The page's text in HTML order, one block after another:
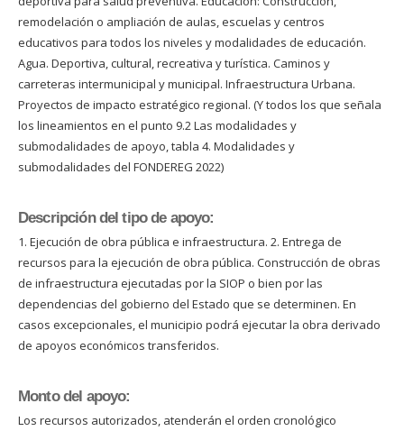
remodelación o ampliación de aulas, escuelas y centros
educativos para todos los niveles y modalidades de educación.
Agua. Deportiva, cultural, recreativa y turística. Caminos y
carreteras intermunicipal y municipal. Infraestructura Urbana.
Proyectos de impacto estratégico regional. (Y todos los que señala
los lineamientos en el punto 9.2 Las modalidades y
submodalidades de apoyo, tabla 4. Modalidades y
submodalidades del FONDEREG 2022)
Descripción del tipo de apoyo:
1. Ejecución de obra pública e infraestructura. 2. Entrega de
recursos para la ejecución de obra pública. Construcción de obras
de infraestructura ejecutadas por la SIOP o bien por las
dependencias del gobierno del Estado que se determinen. En
casos excepcionales, el municipio podrá ejecutar la obra derivado
de apoyos económicos transferidos.
Monto del apoyo:
Los recursos autorizados, atenderán el orden cronológico